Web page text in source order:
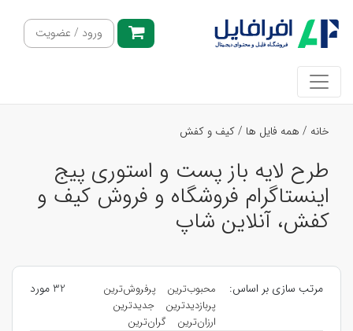
ورود / عضویت
خانه / همه فایل ها /کیف و کفش
طرح لایه باز پست و استوری پیج
اینستاگرام فروشگاه و فروش کیف و
کفش، آنلاین شاپ
مرتب سازی بر اساس: محبوب‌ترین
پرفروش‌ترین
پربازدیدترین
جدیدترین
ارزان‌ترین
گران‌ترین
32 مورد